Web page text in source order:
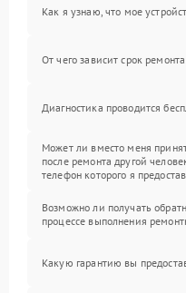
Как я узнаю, что мое
От чего зависит срок
Диагностика проводится
Может ли вместо меня
после ремонта другой
телефон которого я
Возможно ли получать
процессе выполнения
Какую гарантию вы